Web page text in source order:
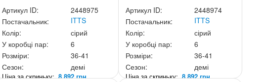
Артикул ID:
2448975
Постачальник:
ITTS
Колір:
сірий
У коробці пар:
6
Розміри:
36-41
Сезон:
демі
Ціна за скриньку:8 892 грн.
Артикул ID:
2448974
Постачальник:
ITTS
Колір:
сірий
У коробці пар:
6
Розміри:
36-41
Сезон:
демі
Ціна за скриньку:8 892 грн.